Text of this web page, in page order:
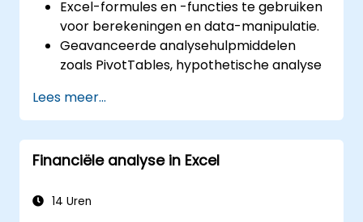
Excel-formules en -functies te gebruiken
voor berekeningen en data-manipulatie.
Geavanceerde analysehulpmiddelen
zoals PivotTables, hypothetische analyse
gegevens samen te vatten en visueel
weer te geven.
Excel-grafieken te creëren en aan te
passen voor een effectieve data-
Data-validatie en voorwaardelijke
Lees meer...
Financiële analyse in Excel
14 Uren